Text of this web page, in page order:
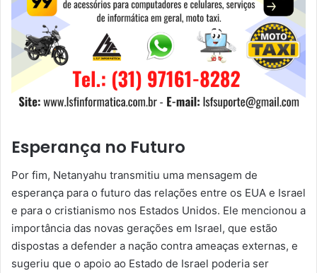
Esperança no Futuro
Por fim, Netanyahu transmitiu uma mensagem de
esperança para o futuro das relações entre os EUA e Israel
e para o cristianismo nos Estados Unidos. Ele mencionou a
importância das novas gerações em Israel, que estão
dispostas a defender a nação contra ameaças externas, e
sugeriu que o apoio ao Estado de Israel poderia ser